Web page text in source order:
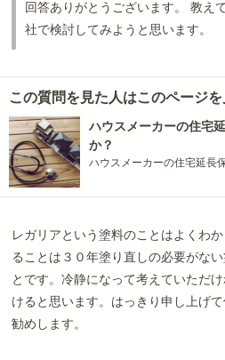
回答ありがとうございます。 教え
社で検討してみようと思います。
この質問を見た人はこのページを
ハウスメーカーの住宅
か？
ハウスメーカーの住宅延長
レガリアという塗料のことはよくわ
ることは３０年塗り直しの必要がな
とです。冷静になって考えていただ
けると思います。はっきり申し上げ
勧めします。